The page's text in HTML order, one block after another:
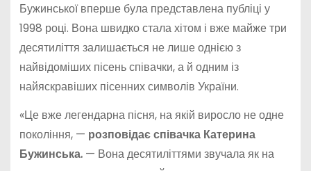
Бужинської вперше була представлена публіці у
1998 році. Вона швидко стала хітом і вже майже три
десятиліття залишається не лише однією з
найвідоміших пісень співачки, а й одним із
найяскравіших пісенних символів України.
«Це вже легендарна пісня, на якій виросло не одне
покоління, — розповідає співачка Катерина
Бужинська.— Вона десятиліттями звучала як на